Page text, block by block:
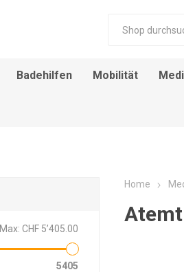
Badehilfen Mobilität
Home
Max: CHF 5’405.00
5405